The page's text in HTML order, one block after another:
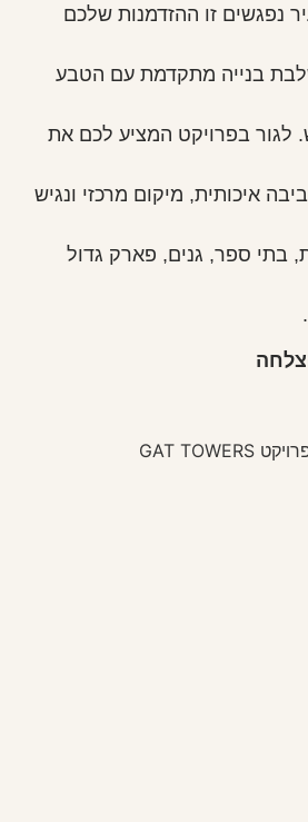
נפגשים זו ההזדמנות שלכם
בנייה מתקדמת עם הטבע
לגור בפרויקט המציע לכם את
איכותית, מיקום מרכזי ונגיש
בתי ספר, גנים, פארק גדול